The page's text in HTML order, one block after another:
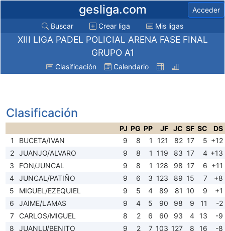
gesliga.com
Acceder
Buscar
Crear liga Mis ligas
XIII LIGA PADEL POLICIAL ARENA FASE FINAL
GRUPO A1
Clasificación Calendario
Clasificación
PJ PG PP JF JC SF SC
DS
1
BUCETA/IVAN 9 8 1 121 82 17 5 +12
2 JUANJO/ALVARO 9 8 1 119 83 17 4 +13
3
FON/JUNCAL 9 8 1 128 98 17 6 +11
4 JUNCAL/PATIÑO 9 6 3 123 89 15 7
+8
5
MIGUEL/EZEQUIEL 9 5 4 89 81 10 9
+1
6
JAIME/LAMAS 9 4 5 90 98 9 11
-2
7
CARLOS/MIGUEL 8 2 6 60 93 4 13
-9
8
JUANLU/BENITO 9 2 7 103 127 8 16
-8